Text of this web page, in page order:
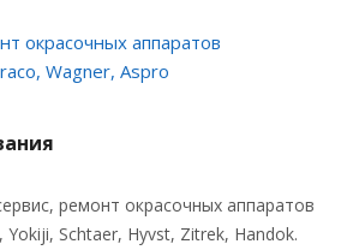
ремонт окрасочных аппаратов
Yokiji, Schtaer, Hyvst, Zitrek, Handok.